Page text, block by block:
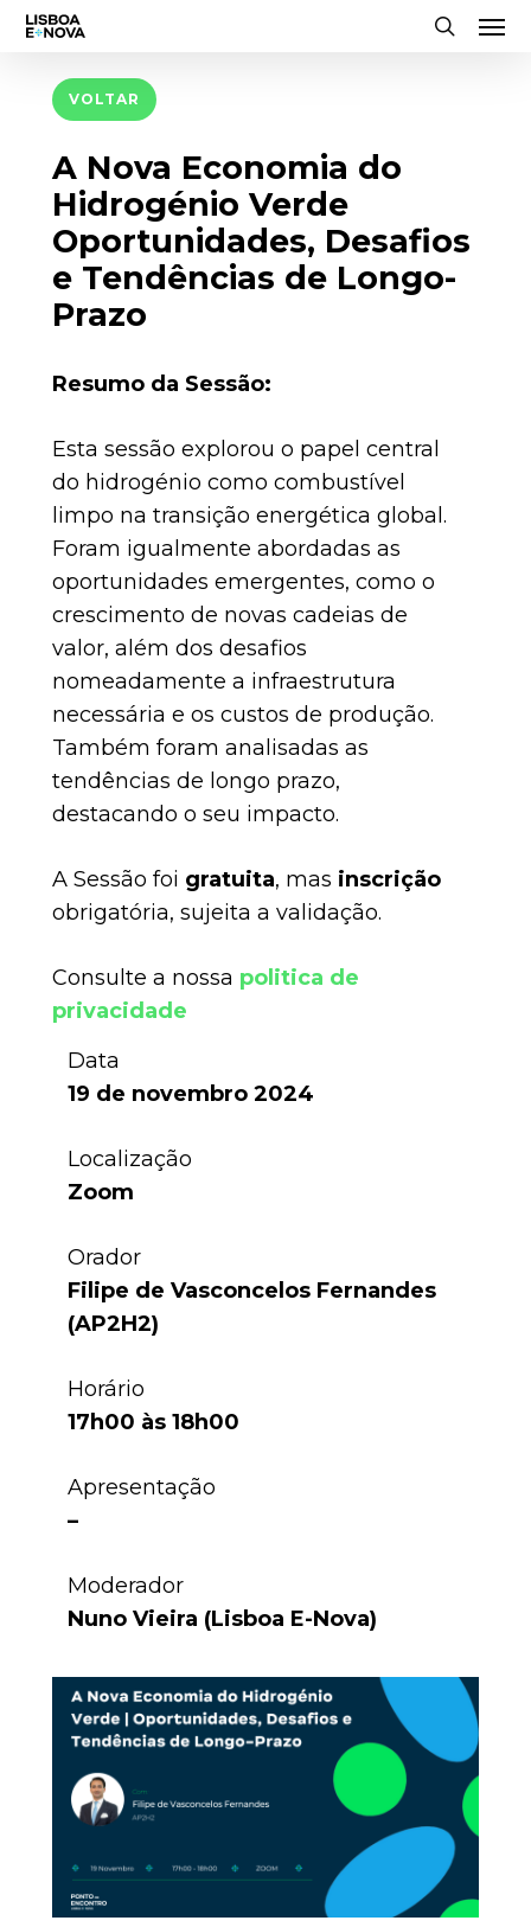
Skip
content
VOLTAR
A Nova Economia do
Hidrogénio Verde
Oportunidades, Desafios
e Tendências de Longo-
Prazo
Resumo da Sessão:
Esta sessão explorou o papel central
do hidrogénio como combustível
limpo na transição energética global.
Foram igualmente abordadas as
oportunidades emergentes, como o
crescimento de novas cadeias de
valor, além dos desafios
nomeadamente a infraestrutura
necessária e os custos de produção.
Também foram analisadas as
tendências de longo prazo,
destacando o seu impacto.
A Sessão foi gratuita, mas inscrição
obrigatória, sujeita a validação.
Consulte a nossa politica de
privacidade
Data
19 de novembro 2024
Localização
Zoom
Orador
Filipe de Vasconcelos Fernandes
(AP2H2)
Horário
17h00 às 18h00
Apresentação
–
Moderador
Nuno Vieira (Lisboa E-Nova)